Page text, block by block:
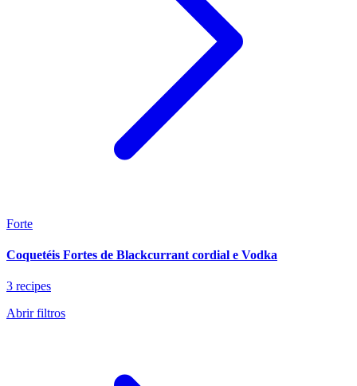
Forte
Coquetéis Fortes de Blackcurrant cordial e Vodka
3 recipes
Abrir filtros